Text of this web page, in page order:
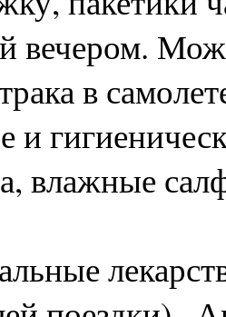
вечером.
в
и
влажные